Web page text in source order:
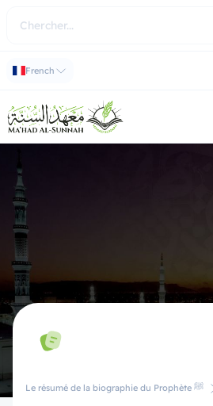
French
Le résumé de la biographie du Prophète ﷺ